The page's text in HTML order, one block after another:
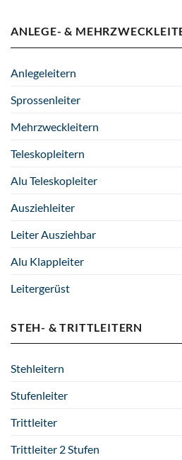
ANLEGE- &
Anlegeleitern
Sprossenleiter
Mehrzweckleitern
Teleskopleitern
Alu Teleskopleiter
Ausziehleiter
Leiter Ausziehbar
Alu Klappleiter
Leitergerüst
STEH- & TRITTLEITERN
Stehleitern
Stufenleiter
Trittleiter
Trittleiter 2 Stufen